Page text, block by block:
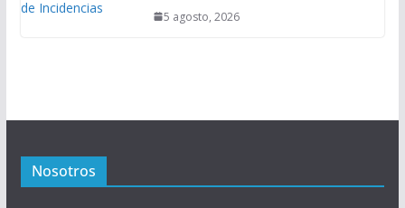
5 agosto, 2026
Nosotros